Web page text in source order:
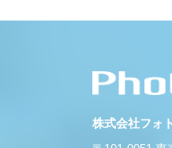
株式会社フォ